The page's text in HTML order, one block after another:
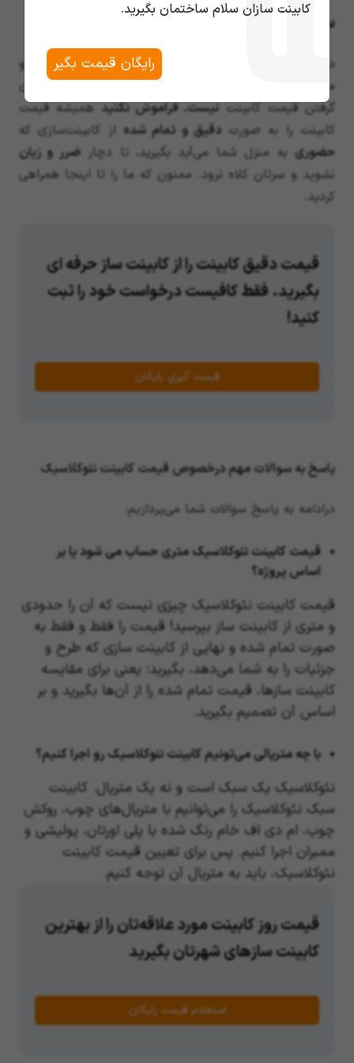
کابینت سازان سلام ساختمان بگیرید.
رایگان قیمت بگیر
سخن آخر
در این مقاله با قیمت کابینت نئوکلاسیکآشنا شدید و
متوجه شدید که قیمت‌گیری
متریاصلاروش درستی
برای
گرفتن قیمت کابینتنیست. فراموش نکنیدهمیشه قیمت
کابینت را به صورتدقیق و تمام شده از کابینت‌سازی که
حضوری به منزل شما می‌آید بگیرید، تا دچارضرر و زیان
نشوید و سرتان کلاه نرود. ممنون که ما را تا اینجا همراهی
کردید.
قیمت دقیق کابینت را از کابینت ساز حرفه ای
بگیرید. فقط کافیست درخواست خود را ثبت
کنید!
قیمت گیریِ رایگان
پاسخ به سوالات مهم درخصوص قیمت کابینت نئوکلاسیک
درادامه به پاسخ سوالات شما می‌پردازیم:
قیمت کابینت نئوکلاسیک متری حساب می شود یا بر
اساس پروژه؟
قیمت کابینت نئوکلاسیک چیزی نیست که آن را حدودی
و متری از کابینت ساز بپرسید! قیمت را فقط و فقط به
صورت تمام شده و نهایی از کابینت سازی که طرح و
جزئیات را به شما می‌دهد، بگیرید؛ یعنی برای مقایسه
کابینت سازها، قیمت تمام شده را از آن‌ها بگیرید و بر
اساس آن تصمیم بگیرید.
با چه متریالی می‌تونیم کابینت نئوکلاسیک رو اجرا کنیم؟
نئوکلاسیک یک سبک است و نه یک متریال. کابینت
سبک نئوکلاسیک را می‌توانیم با متریال‌های چوب، روکش
چوب، ام دی اف خام رنگ شده با پلی اورتان، پولیشی و
ممبران اجرا کنیم. پس برای تعیین قیمت کابینت
نئوکلاسیک، باید به متریال آن توجه کنیم.
قیمت روز کابینت مورد علاقه‌تان را از بهترین
کابینت سازهای شهرتان بگیرید
استعلام قیمت رایگان